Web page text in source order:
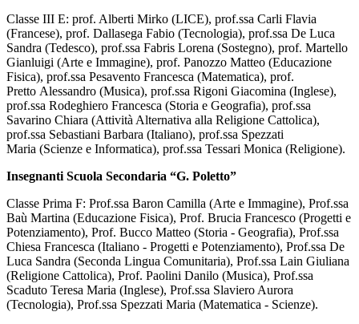
Classe III E: prof. Alberti Mirko (LICE), prof.ssa Carli Flavia
(Francese), prof. Dallasega Fabio (Tecnologia), prof.ssa De Luca
Sandra (Tedesco), prof.ssa Fabris Lorena (Sostegno), prof. Martello
Gianluigi (Arte e Immagine), prof. Panozzo Matteo (Educazione
Fisica), prof.ssa Pesavento Francesca (Matematica), prof.
Pretto Alessandro (Musica), prof.ssa Rigoni Giacomina (Inglese),
prof.ssa Rodeghiero Francesca (Storia e Geografia), prof.ssa
Savarino Chiara (Attività Alternativa alla Religione Cattolica),
prof.ssa Sebastiani Barbara (Italiano), prof.ssa Spezzati
Maria (Scienze e Informatica), prof.ssa Tessari Monica (Religione).
Insegnanti Scuola Secondaria “G. Poletto”
Classe Prima F: Prof.ssa Baron Camilla (Arte e Immagine), Prof.ssa
Baù Martina (Educazione Fisica), Prof. Brucia Francesco (Progetti e
Potenziamento), Prof. Bucco Matteo (Storia - Geografia), Prof.ssa
Chiesa Francesca (Italiano - Progetti e Potenziamento), Prof.ssa De
Luca Sandra (Seconda Lingua Comunitaria), Prof.ssa Lain Giuliana
(Religione Cattolica), Prof. Paolini Danilo (Musica), Prof.ssa
Scaduto Teresa Maria (Inglese), Prof.ssa Slaviero Aurora
(Tecnologia), Prof.ssa Spezzati Maria (Matematica - Scienze).